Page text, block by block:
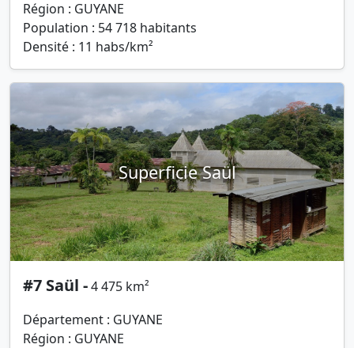
Région : GUYANE
Population : 54 718 habitants
Densité : 11 habs/km²
Superficie Saül
#7 Saül -4 475 km²
Département : GUYANE
Région : GUYANE